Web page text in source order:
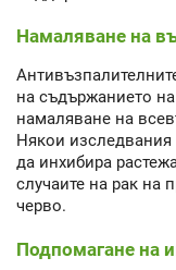
Намаляване на
на съдържанието
намаляване на
Някои изследвания
да инхибира
случаите на рак на
черво.
Подпомагане на